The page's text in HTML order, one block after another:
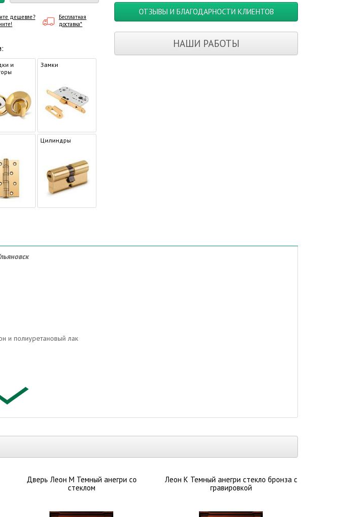
дешевле?
Бесплатная
доставка*
и
Замки
Цилиндры
ОТЗЫВЫ И БЛАГОДАРНОСТИ КЛИЕНТОВ
НАШИ РАБОТЫ
и полиуретановый лак
речь идет о сочетании ели, сосны и других лиственных пород. Такое изделие
этом отличаются доступной ценой.
Дверь Леон М Темный анегри со
стеклом
Леон К Темный анегри стекло бронза с
гравировкой